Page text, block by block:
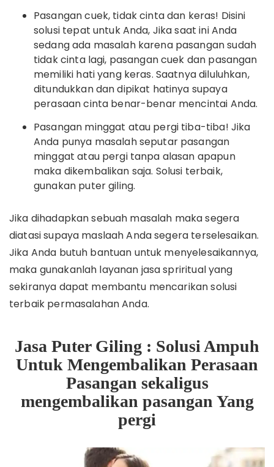
Pasangan cuek, tidak cinta dan keras! Disini
solusi tepat untuk Anda, Jika saat ini Anda
sedang ada masalah karena pasangan sudah
tidak cinta lagi, pasangan cuek dan pasangan
memiliki hati yang keras. Saatnya diluluhkan,
ditundukkan dan dipikat hatinya supaya
perasaan cinta benar-benar mencintai Anda.
Pasangan minggat atau pergi tiba-tiba! Jika
Anda punya masalah seputar pasangan
minggat atau pergi tanpa alasan apapun
maka dikembalikan saja. Solusi terbaik,
gunakan puter giling.
Jika dihadapkan sebuah masalah maka segera
diatasi supaya maslaah Anda segera terselesaikan.
Jika Anda butuh bantuan untuk menyelesaikannya,
maka gunakanlah layanan jasa spriritual yang
sekiranya dapat membantu mencarikan solusi
terbaik permasalahan Anda.
Jasa Puter Giling : Solusi Ampuh
Untuk Mengembalikan Perasaan
Pasangan sekaligus
mengembalikan pasangan Yang
pergi